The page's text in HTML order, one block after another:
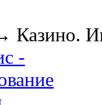
Казино.